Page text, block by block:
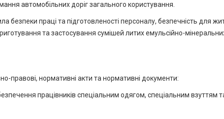
автомобільних доріг загального користування.
безпеки праці та підготовленості персоналу, безпечність для
та застосування сумішей литих емульсійно-
правові, нормативні акти та нормативні документи:
працівників спеціальним одягом, спеціальним взуттям